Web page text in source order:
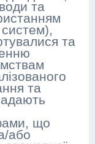
та
та
та
що
або